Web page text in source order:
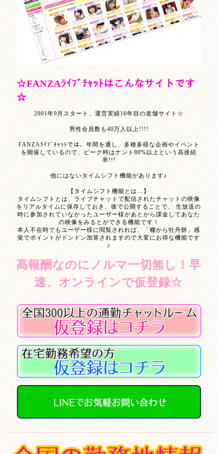
☆FANZAﾗｲﾌﾞﾁｬｯﾄはこんなサイトです
☆
2001年9月スタート、運営実績16年目の老舗サイト☆
男性会員数も40万人以上!!!!
FANZAﾗｲﾌﾞﾁｬｯﾄでは、年間を通し、多種多様な企画やイベント
を開催しているので、ピーク時はナント80%以上という高接続
率!!!
他にはないタイムシフト機能があります♪
【タイムシフト機能とは…】
タイムシフトとは、ライブチャットで配信されたチャットの映像
をリアルタイムに保存しておき、後で公開することで、 生放送の
時に参加されていなかったユーザー様があとから課金してあなた
の映像をみるとができる機能です！
本人不在時でもユーザー様に閲覧されれば、「棚から牡丹餅」感
覚でポイントがドンドン加算されますので大変にお得な機能です
♪
高報酬なのにノルマ一切無し！早
速、オンラインで仮登録☆